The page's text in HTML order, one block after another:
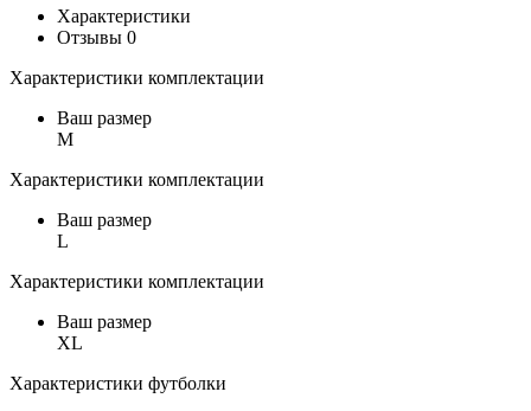
Характеристики
Отзывы 0
Характеристики комплектации
Ваш размер
M
Характеристики комплектации
Ваш размер
L
Характеристики комплектации
Ваш размер
XL
Характеристики футболки